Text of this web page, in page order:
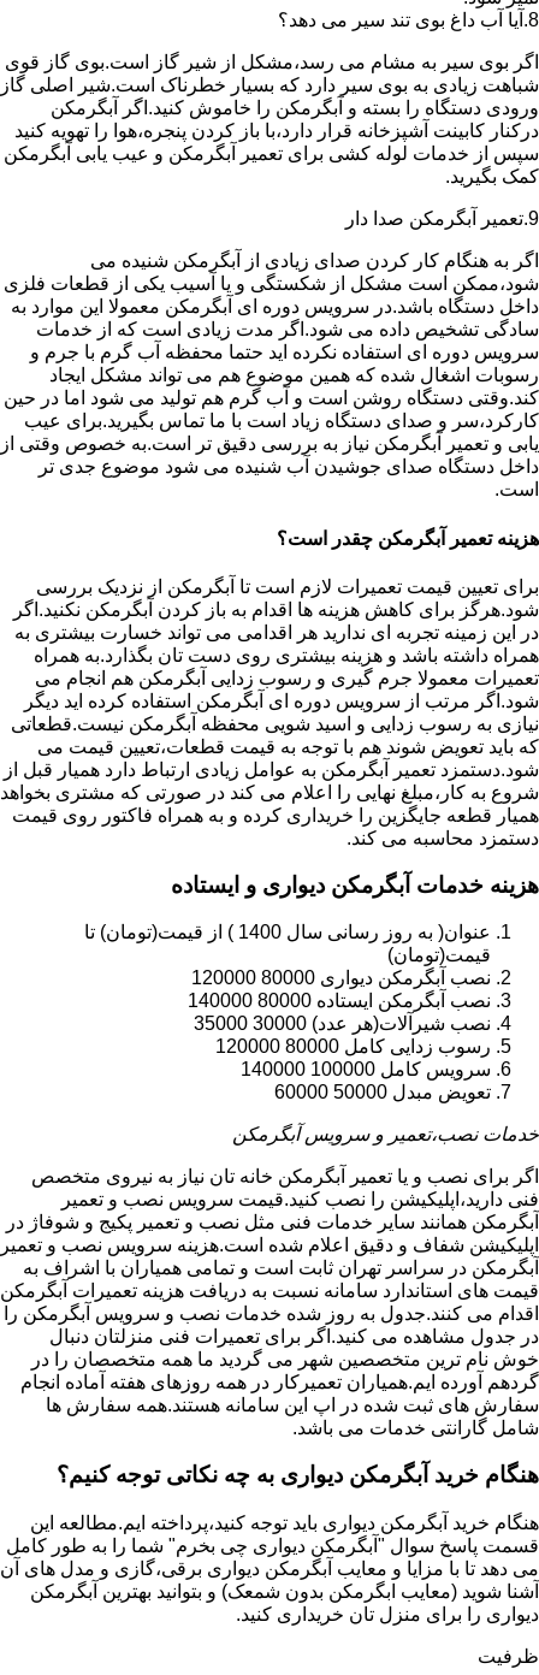
8.آیا آب داغ بوی تند سیر می دهد؟
اگر بوی سیر به مشام می رسد،مشکل از شیر گاز است.بوی گاز قوی
شباهت زیادی به بوی سیر دارد که بسیار خطرناک است.شیر اصلی گاز
ورودی دستگاه را بسته و آبگرمکن را خاموش کنید.اگر آبگرمکن
درکنار کابینت آشپزخانه قرار دارد،با باز کردن پنجره،هوا را تهویه کنید
سپس از خدمات لوله کشی برای تعمیر آبگرمکن و عیب یابی آبگرمکن
کمک بگیرید.
9.تعمیر آبگرمکن صدا دار
اگر به هنگام کار کردن صدای زیادی از آبگرمکن شنیده می
شود،ممکن است مشکل از شکستگی و یا آسیب یکی از قطعات فلزی
داخل دستگاه باشد.در سرویس دوره ای آبگرمکن معمولا این موارد به
سادگی تشخیص داده می شود.اگر مدت زیادی است که از خدمات
سرویس دوره ای استفاده نکرده اید حتما محفظه آب گرم با جرم و
رسوبات اشغال شده که همین موضوع هم می تواند مشکل ایجاد
کند.وقتی دستگاه روشن است و آب گرم هم تولید می شود اما در حین
کارکرد،سر و صدای دستگاه زیاد است با ما تماس بگیرید.برای عیب
یابی و تعمیر آبگرمکن نیاز به بررسی دقیق تر است.به خصوص وقتی از
داخل دستگاه صدای جوشیدن آب شنیده می شود موضوع جدی تر
است.
هزینه تعمیر آبگرمکن چقدر است؟
برای تعیین قیمت تعمیرات لازم است تا آبگرمکن از نزدیک بررسی
شود.هرگز برای کاهش هزینه ها اقدام به باز کردن آبگرمکن نکنید.اگر
در این زمینه تجربه ای ندارید هر اقدامی می تواند خسارت بیشتری به
همراه داشته باشد و هزینه بیشتری روی دست تان بگذارد.به همراه
تعمیرات معمولا جرم گیری و رسوب زدایی آبگرمکن هم انجام می
شود.اگر مرتب از سرویس دوره ای آبگرمکن استفاده کرده اید دیگر
نیازی به رسوب زدایی و اسید شویی محفظه آبگرمکن نیست.قطعاتی
که باید تعویض شوند هم با توجه به قیمت قطعات،تعیین قیمت می
شود.دستمزد تعمیر آبگرمکن به عوامل زیادی ارتباط دارد همیار قبل از
شروع به کار،مبلغ نهایی را اعلام می کند در صورتی که مشتری بخواهد
همیار قطعه جایگزین را خریداری کرده و به همراه فاکتور روی قیمت
دستمزد محاسبه می کند.
هزینه خدمات آبگرمکن دیواری و ایستاده
عنوان( به روز رسانی سال 1400 ) از قیمت(تومان) تا
قیمت(تومان)
نصب آبگرمکن دیواری 80000 120000
نصب آبگرمکن ایستاده 80000 140000
نصب شیرآلات(هر عدد) 30000 35000
رسوب زدایی کامل 80000 120000
سرویس کامل 100000 140000
تعویض مبدل 50000 60000
خدمات نصب،تعمیر و سرویس آبگرمکن
اگر برای نصب و یا تعمیر آبگرمکن خانه تان نیاز به نیروی متخصص
فنی دارید،اپلیکیشن را نصب کنید.قیمت سرویس نصب و تعمیر
آبگرمکن همانند سایر خدمات فنی مثل نصب و تعمیر پکیج و شوفاژ در
اپلیکیشن شفاف و دقیق اعلام شده است.هزینه سرویس نصب و تعمیر
آبگرمکن در سراسر تهران ثابت است و تمامی همیاران با اشراف به
قیمت های استاندارد سامانه نسبت به دریافت هزینه تعمیرات آبگرمکن
اقدام می کنند.جدول به روز شده خدمات نصب و سرویس آبگرمکن را
در جدول مشاهده می کنید.اگر برای تعمیرات فنی منزلتان دنبال
خوش نام ترین متخصصین شهر می گردید ما همه متخصصان را در
گردهم آورده ایم.همیاران تعمیرکار در همه روزهای هفته آماده انجام
سفارش های ثبت شده در اپ این سامانه هستند.همه سفارش ها
شامل گارانتی خدمات می باشد.
هنگام خرید آبگرمکن دیواری به چه نکاتی توجه کنیم؟
هنگام خرید آبگرمکن دیواری باید توجه کنید،پرداخته ایم.مطالعه این
قسمت پاسخ سوال "آبگرمکن دیواری چی بخرم" شما را به طور کامل
می دهد تا با مزایا و معایب آبگرمکن دیواری برقی،گازی و مدل های آن
آشنا شوید (معایب ابگرمکن بدون شمعک) و بتوانید بهترین آبگرمکن
دیواری را برای منزل تان خریداری کنید.
ظرفیت